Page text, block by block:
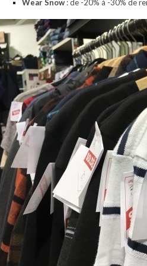
Wear Snow : de -20% à -30% de